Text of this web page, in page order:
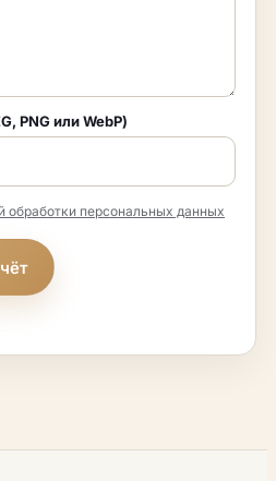
PNG или WebP)
обработки персональных данных